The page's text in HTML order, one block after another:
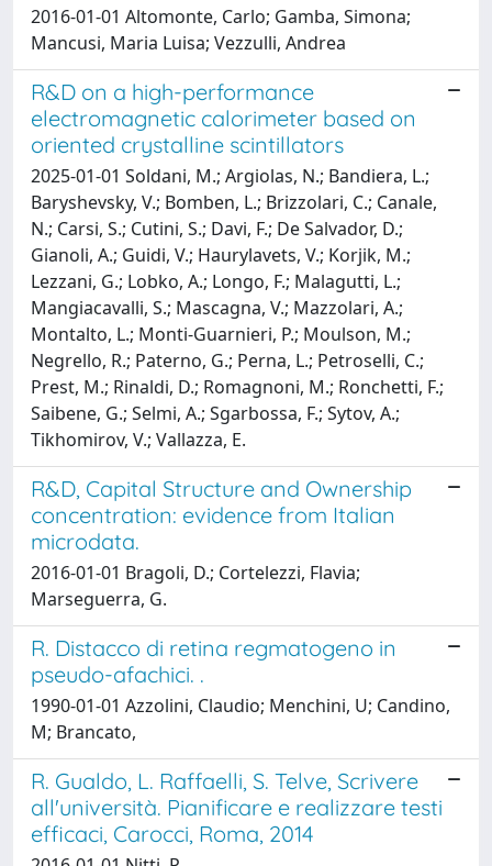
2016-01-01 Altomonte, Carlo; Gamba, Simona;
Mancusi, Maria Luisa; Vezzulli, Andrea
R&D on a high-performance
electromagnetic calorimeter based on
oriented crystalline scintillators
2025-01-01 Soldani, M.; Argiolas, N.; Bandiera, L.;
Baryshevsky, V.; Bomben, L.; Brizzolari, C.; Canale,
N.; Carsi, S.; Cutini, S.; Davi, F.; De Salvador, D.;
Gianoli, A.; Guidi, V.; Haurylavets, V.; Korjik, M.;
Lezzani, G.; Lobko, A.; Longo, F.; Malagutti, L.;
Mangiacavalli, S.; Mascagna, V.; Mazzolari, A.;
Montalto, L.; Monti-Guarnieri, P.; Moulson, M.;
Negrello, R.; Paterno, G.; Perna, L.; Petroselli, C.;
Prest, M.; Rinaldi, D.; Romagnoni, M.; Ronchetti, F.;
Saibene, G.; Selmi, A.; Sgarbossa, F.; Sytov, A.;
Tikhomirov, V.; Vallazza, E.
R&D, Capital Structure and Ownership
concentration: evidence from Italian
microdata.
2016-01-01 Bragoli, D.; Cortelezzi, Flavia;
Marseguerra, G.
R. Distacco di retina regmatogeno in
pseudo-afachici. .
1990-01-01 Azzolini, Claudio; Menchini, U; Candino,
M; Brancato,
R. Gualdo, L. Raffaelli, S. Telve, Scrivere
all'università. Pianificare e realizzare testi
efficaci, Carocci, Roma, 2014